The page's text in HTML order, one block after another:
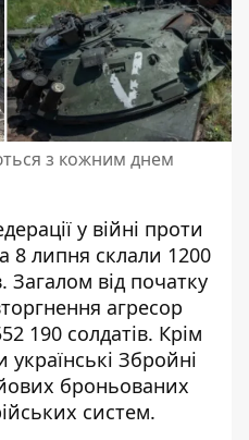
з кожним днем
у війні проти
8 липня склали 1200
. Загалом від початку
агресор
190 солдатів. Крім
Збройні
броньованих
систем.